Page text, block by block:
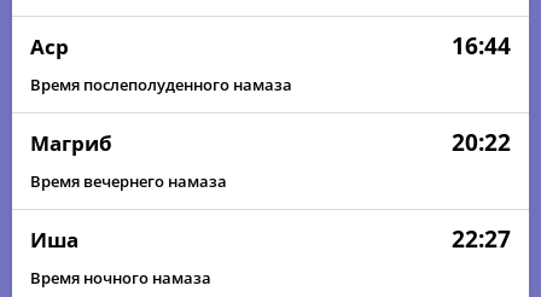
Аср 16:44
Время послеполуденного намаза
Магриб 20:22
Время вечернего намаза
Иша 22:27
Время ночного намаза